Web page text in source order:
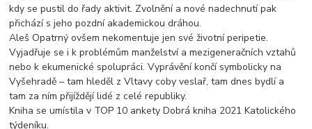
kdy se pustil do řady aktivit. Zvolnění a nové nadechnutí pak
přichází s jeho pozdní akademickou dráhou.
Aleš Opatrný ovšem nekomentuje jen své životní peripetie.
Vyjadřuje se i k problémům manželství a mezigeneračních vztahů
nebo k ekumenické spolupráci. Vyprávění končí symbolicky na
Vyšehradě – tam hleděl z Vltavy coby veslař, tam dnes bydlí a
tam za ním přijíždějí lidé z celé republiky.
Kniha se umístila v TOP 10 ankety Dobrá kniha 2021 Katolického
týdeníku.